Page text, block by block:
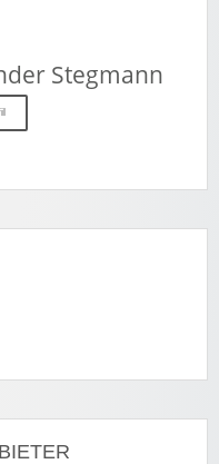
Stegmann